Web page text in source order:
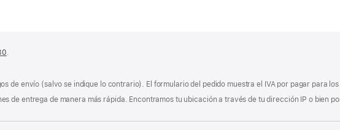
.
de envío (salvo se indique lo contrario). El formulario del pedido muestra el IVA por pagar para
de entrega de manera más rápida. Encontramos tu ubicación a través de tu dirección IP o bien